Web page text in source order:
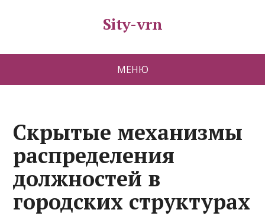
Sity-vrn
МЕНЮ
Скрытые механизмы
распределения
должностей в
городских структурах